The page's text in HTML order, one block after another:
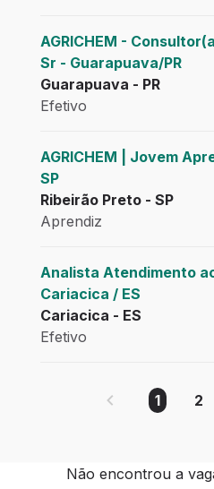
AGRICHEM -
Sr - Guarapuava/PR
Guarapuava - PR
Efetivo
AGRICHEM | Jovem
SP
Ribeirão Preto - SP
Aprendiz
Analista Atendimento
Cariacica / ES
Cariacica - ES
Efetivo
1 2
Não encontrou a